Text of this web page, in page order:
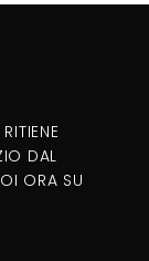
DAL
ORA SU